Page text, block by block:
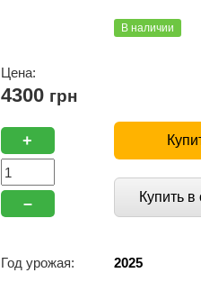
В наличии
Цена:
4300 грн
+
– Купить в
Год урожая:
2025